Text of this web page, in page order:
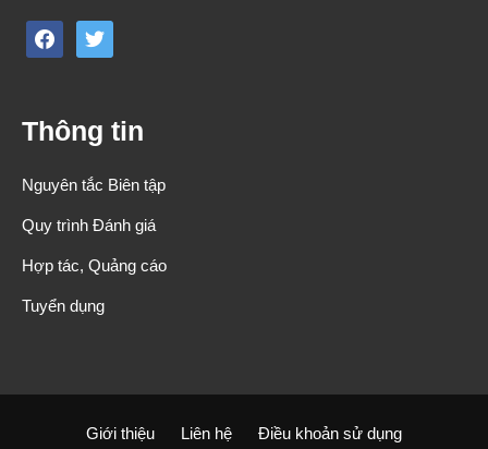
facebooktwitter
Thông tin
Nguyên tắc Biên tập
Quy trình Đánh giá
Hợp tác, Quảng cáo
Tuyển dụng
Giới thiệu Liên hệ Điều khoản sử dụng